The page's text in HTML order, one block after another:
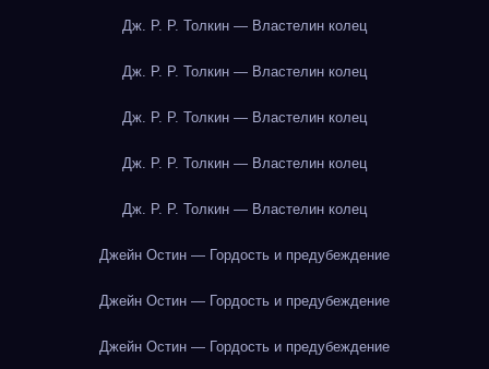
Дж. Р. Р. Толкин — Властелин колец
Дж. Р. Р. Толкин — Властелин колец
Дж. Р. Р. Толкин — Властелин колец
Дж. Р. Р. Толкин — Властелин колец
Дж. Р. Р. Толкин — Властелин колец
Джейн Остин — Гордость и предубеждение
Джейн Остин — Гордость и предубеждение
Джейн Остин — Гордость и предубеждение